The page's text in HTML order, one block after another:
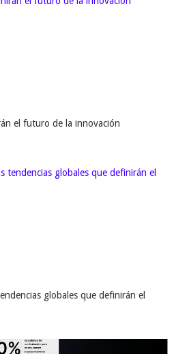
el futuro de la innovación
globales que definirán el